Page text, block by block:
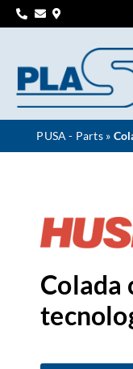
PUSA - Parts»
Colada